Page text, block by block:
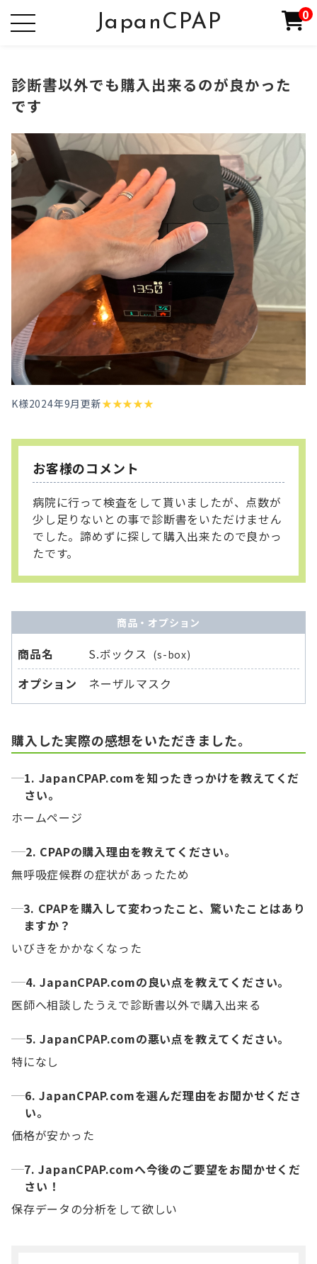
JapanCPAP 0
診断書以外でも購入出来るのが良かった
です
K様2024年9月更新★★★★★
お客様のコメント
病院に行って検査をして貰いましたが、点数が
少し足りないとの事で診断書をいただけません
でした。諦めずに探して購入出来たので良かっ
たです。
商品・オプション
商品名 S.ボックス (s-box)
オプション ネーザルマスク
購入した実際の感想をいただきました。
1. JapanCPAP.comを知ったきっかけを教えてくだ
さい。
ホームページ
2. CPAPの購入理由を教えてください。
無呼吸症候群の症状があったため
3. CPAPを購入して変わったこと、驚いたことはあり
ますか？
いびきをかかなくなった
4. JapanCPAP.comの良い点を教えてください。
医師へ相談したうえで診断書以外で購入出来る
5. JapanCPAP.comの悪い点を教えてください。
特になし
6. JapanCPAP.comを選んだ理由をお聞かせくださ
い。
価格が安かった
7. JapanCPAP.comへ今後のご要望をお聞かせくだ
さい！
保存データの分析をして欲しい